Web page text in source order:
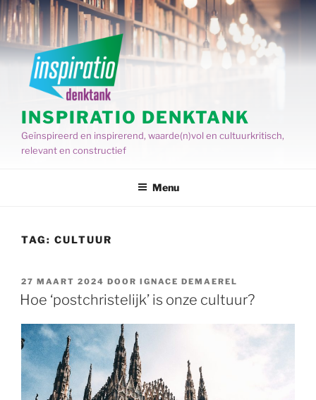
Spring
naar
de
inhoud
INSPIRATIO DENKTANK
Geïnspireerd en inspirerend, waarde(n)vol en cultuurkritisch,
relevant en constructief
Menu
TAG: CULTUUR
GEPLAATST
OP
27 MAART 2024 DOOR IGNACE DEMAEREL
Hoe ‘postchristelijk’ is onze cultuur?